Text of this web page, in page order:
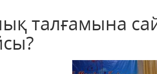
талғамына